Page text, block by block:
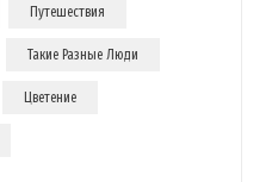
Путешествия
Такие Разные Люди
Цветение